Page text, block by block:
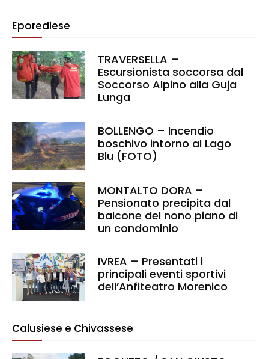
Eporediese
TRAVERSELLA –
Escursionista soccorsa dal
Soccorso Alpino alla Guja
Lunga
BOLLENGO – Incendio
boschivo intorno al Lago
Blu (FOTO)
MONTALTO DORA –
Pensionato precipita dal
balcone del nono piano di
un condominio
IVREA – Presentati i
principali eventi sportivi
dell’Anfiteatro Morenico
Calusiese e Chivassese